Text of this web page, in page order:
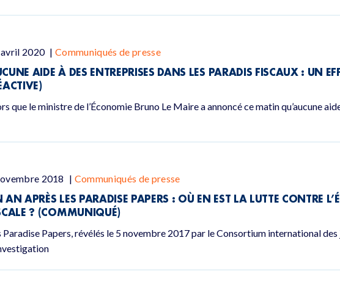
2020 | Communiqués de presse
AIDE À DES ENTREPRISES DANS LES PARADIS FISCAUX : UN
que le ministre de l’Économie Bruno Le Maire a annoncé ce matin qu’aucune
2018 | Communiqués de presse
AN APRÈS LES PARADISE PAPERS : OÙ EN EST LA LUTTE CONTRE
? (COMMUNIQUÉ)
Paradise Papers, révélés le 5 novembre 2017 par le Consortium international